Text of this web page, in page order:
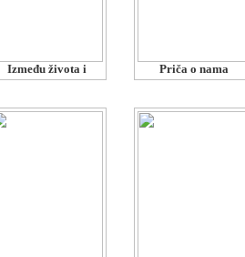
Između života i Priča o nama